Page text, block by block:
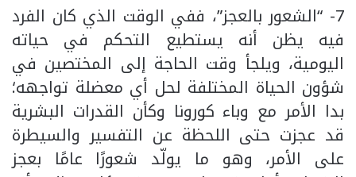
7- “الشعور بالعجز”، ففي الوقت الذي كان الفرد
فيه يظن أنه يستطيع التحكم في حياته
اليومية، ويلجأ وقت الحاجة إلى المختصين في
شؤون الحياة المختلفة لحل أي معضلة تواجهه؛
بدا الأمر مع وباء كورونا وكأن القدرات البشرية
قد عجزت حتى اللحظة عن التفسير والسيطرة
على الأمر، وهو ما يولّد شعورًا عامًا بعجز